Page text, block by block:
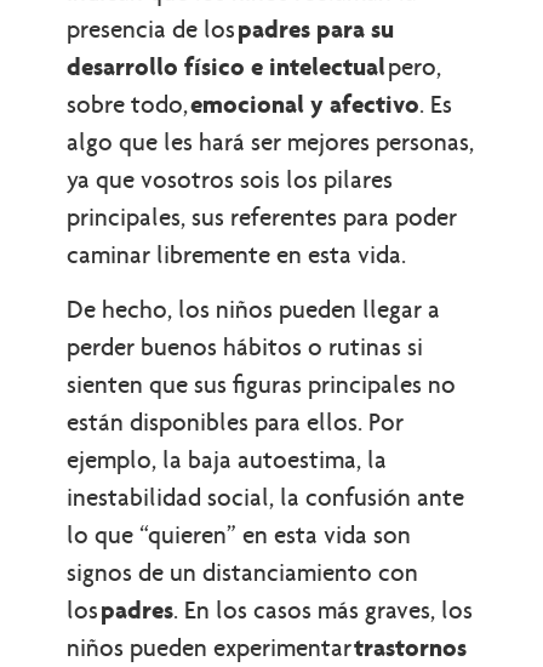
presencia de lospadres para su
desarrollo físico e intelectualpero,
sobre todo,emocional y afectivo. Es
algo que les hará ser mejores personas,
ya que vosotros sois los pilares
principales, sus referentes para poder
caminar libremente en esta vida.
De hecho, los niños pueden llegar a
perder buenos hábitos o rutinas si
sienten que sus figuras principales no
están disponibles para ellos. Por
ejemplo, la baja autoestima, la
inestabilidad social, la confusión ante
lo que “quieren” en esta vida son
signos de un distanciamiento con
lospadres. En los casos más graves, los
niños pueden experimentartrastornos